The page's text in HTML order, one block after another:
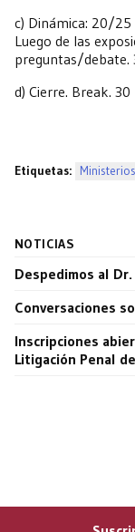
c) Dinámica: 20/25
Luego de las
preguntas/debate.
d) Cierre. Break.
Etiquetas:
NOTICIAS
Despedimos al
Conversaciones
Inscripciones
Litigación Penal